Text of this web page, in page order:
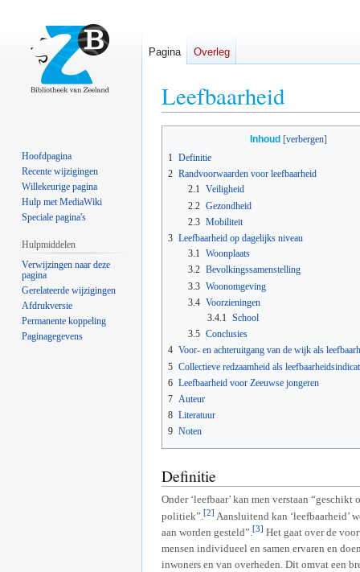
Leefbaarheid
navigatie
springen
zoeken
springen
Inhoud
1 Definitie
2 Randvoorwaarden voor leefbaarheid
2.1 Veiligheid
2.2 Gezondheid
2.3 Mobiliteit
3 Leefbaarheid op dagelijks niveau
3.1 Woonplaats
3.2 Bevolkingssamenstelling
3.3 Woonomgeving
3.4 Voorzieningen
3.4.1
School
3.5 Conclusies
4 Voor- en achteruitgang van de wijk als
5 Collectieve redzaamheid als
6 Leefbaarheid voor Zeeuwse jongeren
7 Auteur
8 Literatuur
9 Noten
Definitie
Onder ‘leefbaar’ kan men verstaan “geschikt
politiek”.[2] Aansluitend kan ‘leefbaarheid’
aan worden gesteld”.[3] Het gaat over de
mensen individueel en samen ervaren en
inwoners en van overheden. Dit omvat een
Pagina Overleg
Hoofdpagina
Recente wijzigingen
Willekeurige pagina
Hulp met MediaWiki
Speciale pagina's
Hulpmiddelen
Verwijzingen naar deze
pagina
Gerelateerde wijzigingen
Afdrukversie
Permanente koppeling
Paginagegevens